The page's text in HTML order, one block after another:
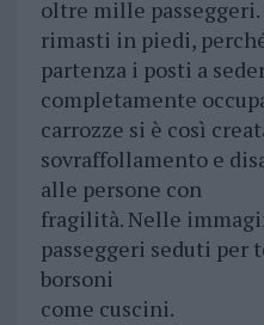
oltre mille
rimasti in piedi,
partenza i posti a
completamente
carrozze si è così
sovraffollamento e
alle persone con
fragilità. Nelle
passeggeri seduti per
borsoni
come cuscini.